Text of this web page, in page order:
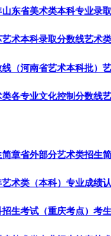
东省美术类本科专业录
术本科录取分数线艺术
（河南省艺术本科批）
各专业文化控制分数线
章省外部分艺术类招生
术类（本科）专业成绩
生考试（重庆考点）考